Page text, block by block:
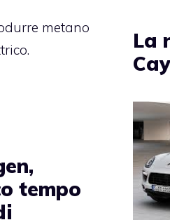
metano
La
tempo